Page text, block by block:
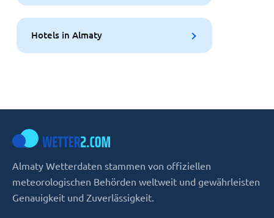
Hotels in Almaty
Almaty Wetterdaten stammen von offiziellen
meteorologischen Behörden weltweit und gewährleisten
Genauigkeit und Zuverlässigkeit.